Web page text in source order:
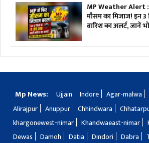
MP Weather Alert :
मौसम का मिजाज! इन
बारिश का अलर्ट, जानें
Mp News: Ujjain Indore Agar-malwa
Alirajpur
Anuppur Chhindwara
khargonewest-nimar
Khandwaeast-nimar
Dewas
Damoh Datia Dindori Dabra